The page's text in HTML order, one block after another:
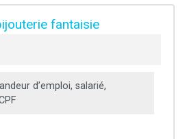
fantaisie
d’emploi, salarié,